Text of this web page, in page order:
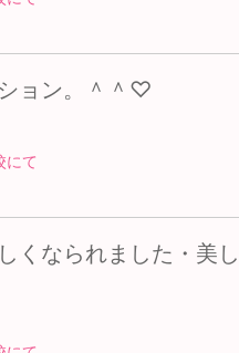
ョン。＾＾♡
て
くなられました・美し